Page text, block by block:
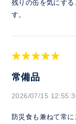
残りの缶を気にす
す。
常備品
2026/07/15
防災食も兼ねて常に